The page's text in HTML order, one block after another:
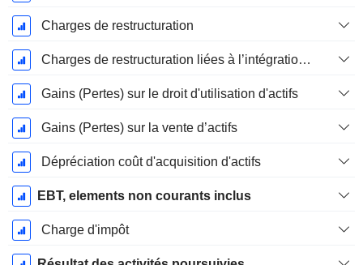
Charges de restructuration
Charges de restructuration liées à l’intégration d’une nouvelle activité (Fusions, Acquisitions)
Gains (Pertes) sur le droit d'utilisation d'actifs
Gains (Pertes) sur la vente d’actifs
Dépréciation coût d'acquisition d'actifs
EBT, elements non courants inclus
Charge d'impôt